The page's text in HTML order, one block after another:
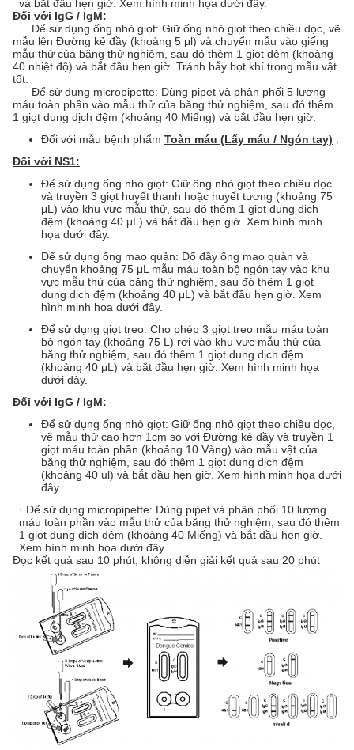
và bắt đầu hẹn giờ. Xem hình minh họa dưới đây.
Đối với IgG / IgM:
Để sử dụng ống nhỏ giọt: Giữ ống nhỏ giọt theo chiều dọc, vẽ
mẫu lên Đường kẻ đầy (khoảng 5 μl) và chuyển mẫu vào giếng
mẫu thử của băng thử nghiệm, sau đó thêm 1 giọt đệm (khoảng
40 nhiệt độ) và bắt đầu hẹn giờ. Tránh bẫy bọt khí trong mẫu vật
tốt.
Để sử dụng micropipette: Dùng pipet và phân phối 5 lượng
máu toàn phần vào mẫu thử của băng thử nghiệm, sau đó thêm
1 giọt dung dịch đệm (khoảng 40 Miếng) và bắt đầu hẹn giờ.
Đối với mẫu bệnh phẩm Toàn máu (Lấy máu / Ngón tay) :
Đối với NS1:
Để sử dụng ống nhỏ giọt: Giữ ống nhỏ giọt theo chiều dọc
và truyền 3 giọt huyết thanh hoặc huyết tương (khoảng 75
μL) vào khu vực mẫu thử, sau đó thêm 1 giọt dung dịch
đệm (khoảng 40 μL) và bắt đầu hẹn giờ. Xem hình minh
họa dưới đây.
Để sử dụng ống mao quản: Đổ đầy ống mao quản và
chuyển khoảng 75 μL mẫu máu toàn bộ ngón tay vào khu
vực mẫu thử của băng thử nghiệm, sau đó thêm 1 giọt
dung dịch đệm (khoảng 40 μL) và bắt đầu hẹn giờ. Xem
hình minh họa dưới đây.
Để sử dụng giọt treo: Cho phép 3 giọt treo mẫu máu toàn
bộ ngón tay (khoảng 75 L) rơi vào khu vực mẫu thử của
băng thử nghiệm, sau đó thêm 1 giọt dung dịch đệm
(khoảng 40 μL) và bắt đầu hẹn giờ. Xem hình minh họa
dưới đây.
Đối với IgG / IgM:
Để sử dụng ống nhỏ giọt: Giữ ống nhỏ giọt theo chiều dọc,
vẽ mẫu thử cao hơn 1cm so với Đường kẻ đầy và truyền 1
giọt máu toàn phần (khoảng 10 Vàng) vào mẫu vật của
băng thử nghiệm, sau đó thêm 1 giọt dung dịch đệm
(khoảng 40 ul) và bắt đầu hẹn giờ. Xem hình minh họa dưới
đây.
· Để sử dụng micropipette: Dùng pipet và phân phối 10 lượng
máu toàn phần vào mẫu thử của băng thử nghiệm, sau đó thêm
1 giọt dung dịch đệm (khoảng 40 Miếng) và bắt đầu hẹn giờ.
Xem hình minh họa dưới đây.
Đọc kết quả sau 10 phút, không diễn giải kết quả sau 20 phút